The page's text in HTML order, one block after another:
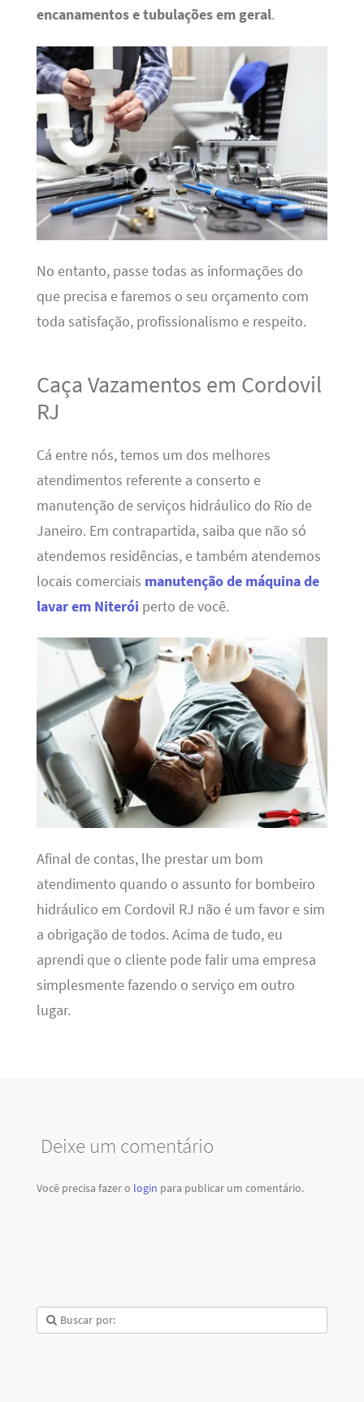
encanamentos e tubulações em geral.
No entanto, passe todas as informações do
que precisa e faremos o seu orçamento com
toda satisfação, profissionalismo e respeito.
Caça Vazamentos em Cordovil
RJ
Cá entre nós, temos um dos melhores
atendimentos referente a conserto e
manutenção de serviços hidráulico do Rio de
Janeiro. Em contrapartida, saiba que não só
atendemos residências, e também atendemos
locais comerciais manutenção de máquina de
lavar em Niterói perto de você.
Afinal de contas, lhe prestar um bom
atendimento quando o assunto for bombeiro
hidráulico em Cordovil RJ não é um favor e sim
a obrigação de todos. Acima de tudo, eu
aprendi que o cliente pode falir uma empresa
simplesmente fazendo o serviço em outro
lugar.
Deixe um comentário
Você precisa fazer o login para publicar um comentário.